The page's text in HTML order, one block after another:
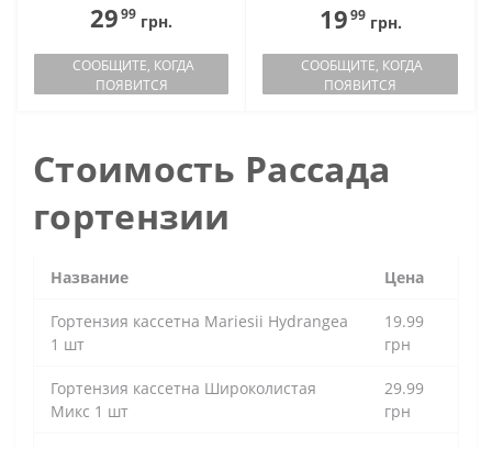
2999 грн.
СООБЩИТЕ, КОГДА
ПОЯВИТСЯ
1999грн.
СООБЩИТЕ, КОГДА
ПОЯВИТСЯ
Стоимость Рассада
гортензии
Название Цена
Гортензия кассетна Mariesii Hydrangea
1 шт
19.99
грн
Гортензия кассетна Широколистая
Микс 1 шт
29.99
грн